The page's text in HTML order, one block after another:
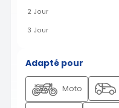
2 Jour
3 Jour
Adapté pour
Moto